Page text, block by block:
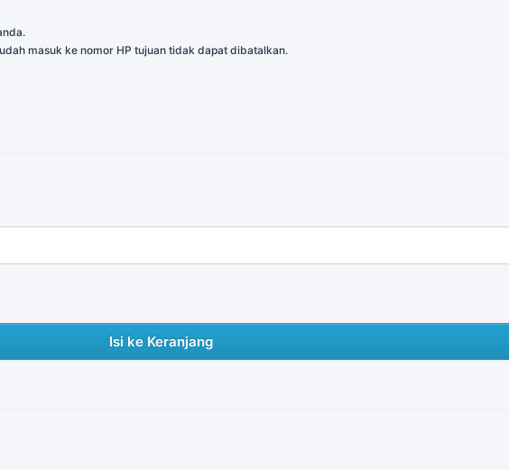
masuk ke nomor HP tujuan tidak dapat dibatalkan.
Isi ke Keranjang